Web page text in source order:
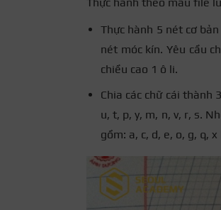
Thực hành theo mẫu file
Thực hành 5 nét cơ
nét móc kín. Yêu cầu
chiều cao 1 ô li.
Chia các chữ cái thành
u, t, p, y, m, n, v, r, s.
gồm: a, c, d, e, o, g, q,